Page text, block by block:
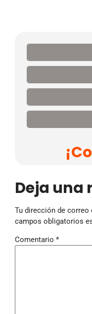
Deja una
Tu dirección de
campos obligatorios
Comentario *